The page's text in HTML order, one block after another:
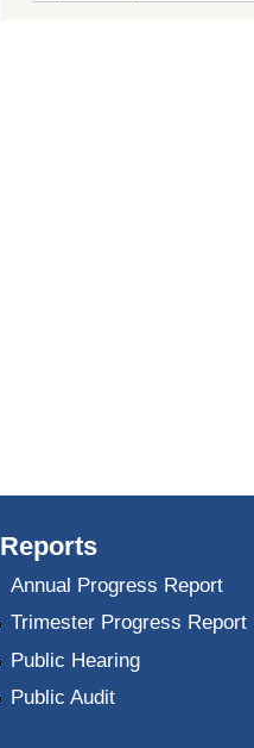
Reports
Annual Progress Report
Trimester Progress Report
Public Hearing
Public Audit